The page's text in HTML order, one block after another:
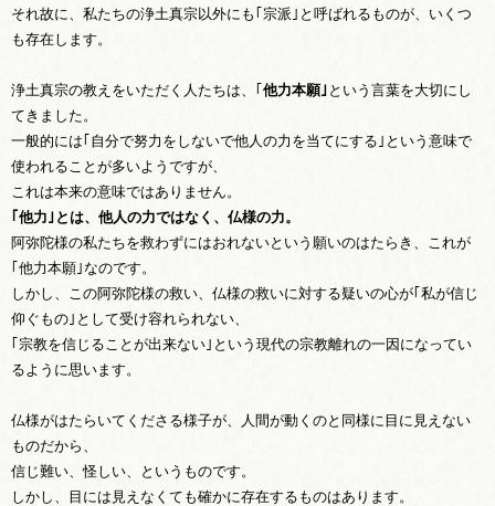
それ故に、私たちの浄土真宗以外にも｢宗派｣と呼ばれるものが、いくつ
も存在します。
浄土真宗の教えをいただく人たちは、｢他力本願｣ という言葉を大切にし
てきました。
一般的には｢自分で努力をしないで他人の力を当てにする｣という意味で
使われることが多いようですが、
これは本来の意味ではありません。
｢他力｣とは、他人の力ではなく、仏様の力。
阿弥陀様の私たちを救わずにはおれないという願いのはたらき、これが
｢他力本願｣なのです。
しかし、この阿弥陀様の救い、仏様の救いに対する疑いの心が｢私が信じ
仰ぐもの｣として受け容れられない、
｢宗教を信じることが出来ない｣という現代の宗教離れの一因になってい
るように思います。
仏様がはたらいてくださる様子が、人間が動くのと同様に目に見えない
ものだから、
信じ難い、怪しい、というものです。
しかし、目には見えなくても確かに存在するものはあります。